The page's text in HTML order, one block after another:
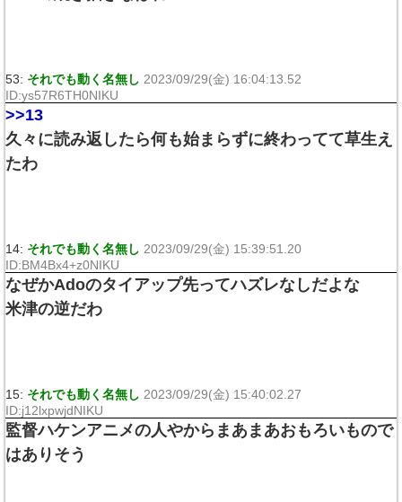
53: それでも動く名無し 2023/09/29(金) 16:04:13.52
ID:ys57R6TH0NIKU
>>13
久々に読み返したら何も始まらずに終わってて草生え
たわ
14: それでも動く名無し 2023/09/29(金) 15:39:51.20
ID:BM4Bx4+z0NIKU
なぜかAdoのタイアップ先ってハズレなしだよな
米津の逆だわ
15: それでも動く名無し 2023/09/29(金) 15:40:02.27
ID:j12lxpwjdNIKU
監督ハケンアニメの人やからまあまあおもろいもので
はありそう